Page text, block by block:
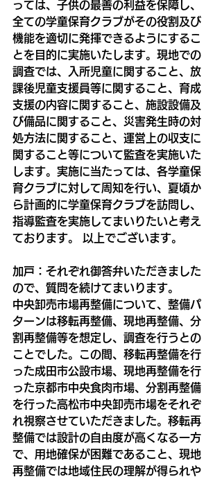
っては、子供の最善の利益を保障し、
全ての学童保育クラブがその役割及び
機能を適切に発揮できるようにするこ
とを目的に実施いたします。現地での
調査では、入所児童に関すること、放
課後児童支援員等に関すること、育成
支援の内容に関すること、施設設備及
び備品に関すること、災害発生時の対
処方法に関すること、運営上の収支に
関すること等について監査を実施いた
します。実施に当たっては、各学童保
育クラブに対して周知を行い、夏頃か
ら計画的に学童保育クラブを訪問し、
指導監査を実施してまいりたいと考え
ております。 以上でございます。
加戸：それぞれ御答弁いただきました
ので、質問を続けてまいります。
中央卸売市場再整備について、整備パ
ターンは移転再整備、現地再整備、分
割再整備等を想定し、調査を行うとの
ことでした。この間、移転再整備を行
った成田市公設市場、現地再整備を行
った京都市中央食肉市場、分割再整備
を行った高松市中央卸売市場をそれぞ
れ視察させていただきました。移転再
整備では設計の自由度が高くなる一方
で、用地確保が困難であること、現地
再整備では地域住民の理解が得られや